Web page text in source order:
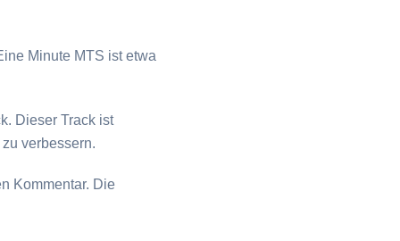
Minute ⁦MTS⁩ ist etwa
Dieser Track ist
verbessern.
Kommentar. Die